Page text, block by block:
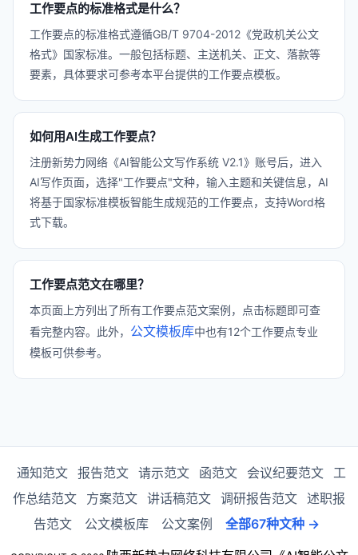
工作要点的标准格式是什么？
工作要点的标准格式遵循GB/T 9704-2012《党政机关公文
格式》国家标准。一般包括标题、主送机关、正文、落款等
要素，具体要求可参考本平台提供的工作要点模板。
如何用AI生成工作要点？
注册新势力网络《AI智能公文写作系统 V2.1》账号后，进入
AI写作页面，选择"工作要点"文种，输入主题和关键信息，AI
将基于国家标准模板智能生成规范的工作要点，支持Word格
式下载。
工作要点范文在哪里？
本页面上方列出了所有工作要点范文案例，点击标题即可查
看完整内容。此外， 公文模板库中也有12个工作要点专业
模板可供参考。
通知范文 报告范文 请示范文 函范文 会议纪要范文 工
作总结范文
方案范文 讲话稿范文 调研报告范文 述职报
告范文
公文模板库 公文案例 全部67种文种 →